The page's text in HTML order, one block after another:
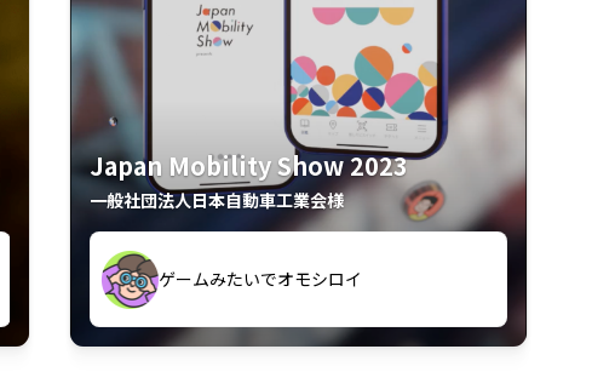
Japan Mobility Show 2023
一般社団法人日本自動車工業会様
夢中で推しモビを探してビッグサイトで6時
間も滞在してしまった
久々のモーターショーがアプリでもっと楽
しめました